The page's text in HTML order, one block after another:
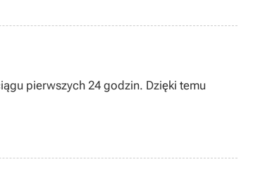
pierwszych 24 godzin. Dzięki temu